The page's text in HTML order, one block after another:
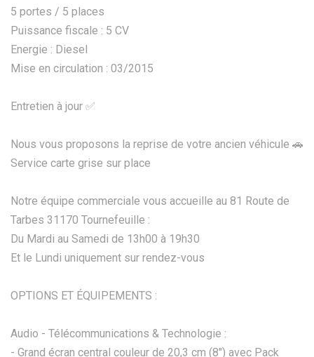
5 portes / 5 places
Puissance fiscale : 5 CV
Energie : Diesel
Mise en circulation : 03/2015
Entretien à jour ✅
Nous vous proposons la reprise de votre ancien véhicule 🚗
Service carte grise sur place
Notre équipe commerciale vous accueille au 81 Route de
Tarbes 31170 Tournefeuille :
Du Mardi au Samedi de 13h00 à 19h30
Et le Lundi uniquement sur rendez-vous
OPTIONS ET ÉQUIPEMENTS :
Audio - Télécommunications & Technologie :
- Grand écran central couleur de 20,3 cm (8") avec Pack